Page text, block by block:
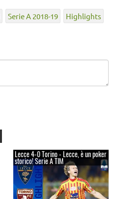
Serie A 2018-19 Highlights
Lecce 4-0 Torino - Lecce, è un poker
storico! Serie A TIM